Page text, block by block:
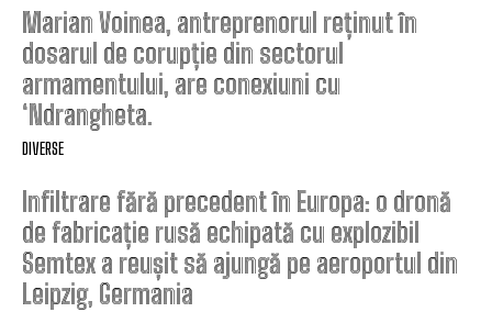
Marian Voinea, antreprenorul reținut în
dosarul de corupție din sectorul
armamentului, are conexiuni cu
‘Ndrangheta.
DIVERSE
Infiltrare fără precedent în Europa: o dronă
de fabricație rusă echipată cu explozibil
Semtex a reușit să ajungă pe aeroportul din
Leipzig, Germania